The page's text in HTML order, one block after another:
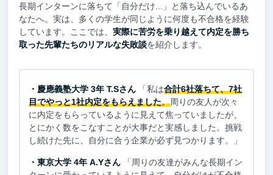
長期インターンに落ちて「自分だけ...」と落ち込んでいるあ
なたへ。実は、多くの学生が同じように何度も不合格を経験
しています。ここでは、 実際に苦労を乗り越えて内定を勝ち
取った先輩たちのリアルな失敗談を紹介します。
・慶應義塾大学 3年 T.Sさん 「私は合計6社落ちて、7社
目でやっと1社内定をもらえました。周りの友人が次々
に内定をもらっているように見えて焦っていましたが、
とにかく数をこなすことが大事だと実感しました。挑戦
し続けた先に、自分に合う企業が必ず見つかります。」
・東京大学 4年 A.Yさん 「周りの友達がみんな長期イン